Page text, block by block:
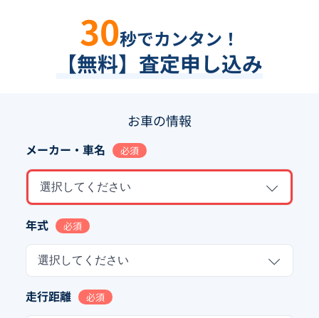
30秒でカンタン！
【無料】査定申し込み
お車の情報
メーカー・車名 必須
選択してください
年式 必須
選択してください
走行距離 必須